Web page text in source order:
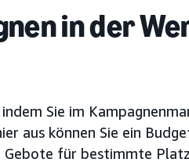
in der
Sie im
aus können Sie ein
für bestimmte